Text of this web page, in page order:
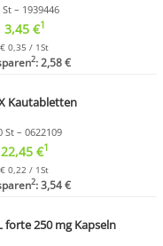
St – 1939446
3,45 €1
€ 0,35 / 1St
2: 2,58 €
Kautabletten
St – 0622109
22,45 €1
€ 0,22 / 1St
2: 3,54 €
forte 250 mg Kapseln